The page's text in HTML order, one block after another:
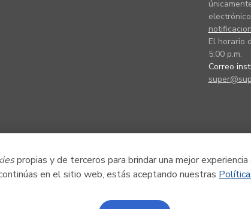
propias y de terceros para brindar una mejor experiencia
en el sitio web, estás aceptando nuestras
electrónico
El horario
5:00 p.m.
Correo